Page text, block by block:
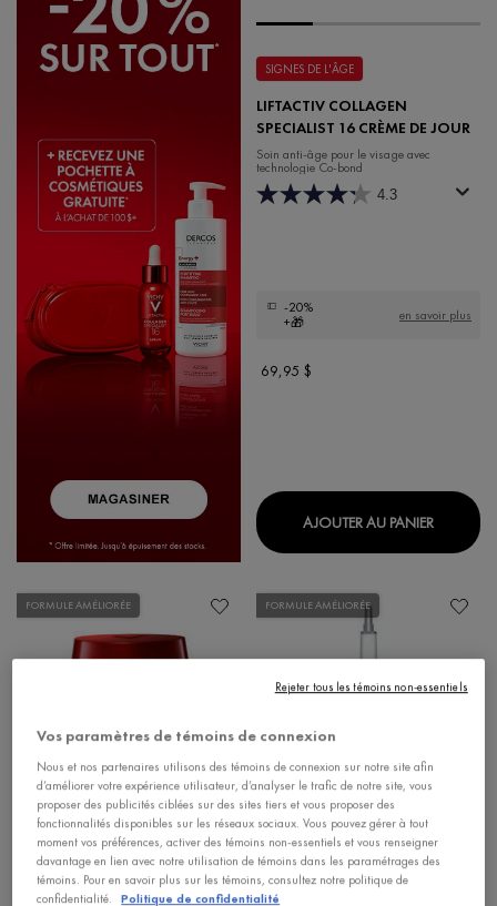
SIGNES DE L'ÂGE
LIFTACTIV COLLAGEN
SPECIALIST 16 CRÈME DE JOUR
Soin anti-âge pour le visage avec
technologie Co-bond
4.3
-20%
+🎁
en savoir plus
69,95 $
AJOUTER AU PANIER
FORMULE AMÉLIORÉE
SIGNES DE L'ÂGE
LIFTACTIV COLLAGEN
FORMULE AMÉLIORÉE
SIGNES DE L'ÂGE
SÉRUM LIFTACTIV VITAMINE C
Vos paramètres de témoins de connexion
Nous et nos partenaires utilisons des témoins de connexion sur notre site afin
d’améliorer votre expérience utilisateur, d’analyser le trafic de notre site, vous
proposer des publicités ciblées sur des sites tiers et vous proposer des
fonctionnalités disponibles sur les réseaux sociaux. Vous pouvez gérer à tout
moment vos préférences, activer des témoins non-essentiels et vous renseigner
davantage en lien avec notre utilisation de témoins dans les paramétrages des
témoins. Pour en savoir plus sur les témoins, consultez notre politique de
confidentialité.
Politique de confidentialité
Rejeter tous les témoins non-essentiels